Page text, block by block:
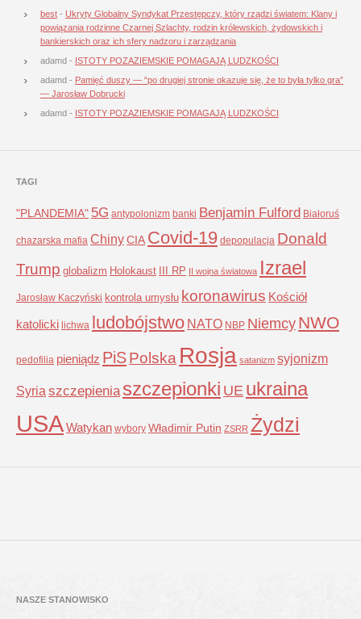
best - Ukryty Globalny Syndykat Przestępczy, który rządzi światem: Klany i
powiązania rodzinne Czarnej Szlachty, rodzin królewskich, żydowskich i
bankierskich oraz ich sfery nadzoru i zarządzania
adamd - ISTOTY POZAZIEMSKIE POMAGAJĄ LUDZKOŚCI
adamd - Pamięć duszy — “po drugiej stronie okazuje się, że to była tylko gra”
— Jarosław Dobrucki
adamd - ISTOTY POZAZIEMSKIE POMAGAJĄ LUDZKOŚCI
TAGI
"PLANDEMIA" 5G antypolonizm banki Benjamin Fulford Białoruś
chazarska mafia ChinyCIA Covid-19 depopulacja Donald
Trump globalizm Holokaust III RP II wojna światowa Izrael
Jarosław Kaczyński kontrola umysłu koronawirus Kościół
katolicki lichwa ludobójstwo NATO NBP NiemcyNWO
pedofilia pieniądz PiSPolska Rosja satanizm syjonizm
Syria szczepienia szczepionki UE ukraina
USAWatykan wybory Władimir Putin ZSRR Żydzi
NASZE STANOWISKO